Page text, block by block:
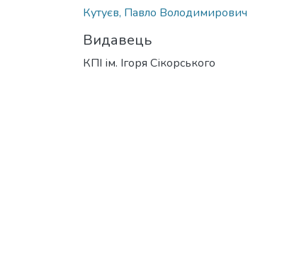
Кутуєв, Павло Володимирович
Видавець
КПІ ім. Ігоря Сікорського